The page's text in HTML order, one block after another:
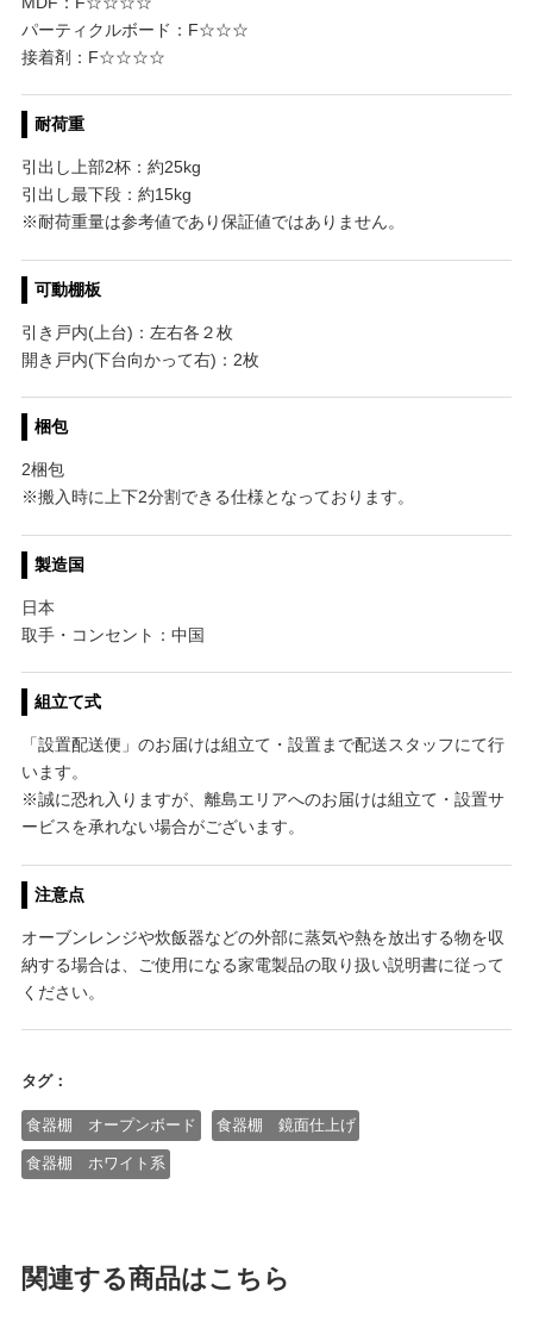
パーティクルボード：F☆☆☆
接着剤：F☆☆☆☆
耐荷重
引出し上部2杯：約25kg
引出し最下段：約15kg
※耐荷重量は参考値であり保証値ではありません。
可動棚板
引き戸内(上台)：左右各２枚
開き戸内(下台向かって右)：2枚
梱包
2梱包
※搬入時に上下2分割できる仕様となっております。
製造国
日本
取手・コンセント：中国
組立て式
「設置配送便」のお届けは組立て・設置まで配送スタッフにて行
います。
※誠に恐れ入りますが、離島エリアへのお届けは組立て・設置サ
ービスを承れない場合がございます。
注意点
オーブンレンジや炊飯器などの外部に蒸気や熱を放出する物を収
納する場合は、ご使用になる家電製品の取り扱い説明書に従って
ください。
タグ：
食器棚 オープンボード 食器棚 鏡面仕上げ
食器棚 ホワイト系
関連する商品はこちら